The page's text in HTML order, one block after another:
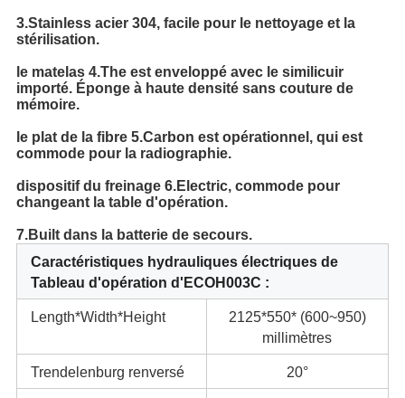
3.Stainless acier 304, facile pour le nettoyage et la
stérilisation.
le matelas 4.The est enveloppé avec le similicuir
importé. Éponge à haute densité sans couture de
mémoire.
le plat de la fibre 5.Carbon est opérationnel, qui est
commode pour la radiographie.
dispositif du freinage 6.Electric, commode pour
changeant la table d'opération.
7.Built dans la batterie de secours.
Caractéristiques hydrauliques électriques de
Tableau d'opération d'ECOH003C :
Length*Width*Height
2125*550* (600~950)
millimètres
Trendelenburg renversé 20°